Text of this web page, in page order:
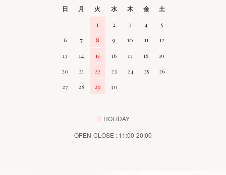
日 月 火 水 木 金
土
1
2 3 4
5
6
7 8 9 10 11
12
13
14 15 16 17 18
19
20
21 22 23 24 25
26
27
28 29 30
HOLIDAY
OPEN-CLOSE : 11:00-20:00